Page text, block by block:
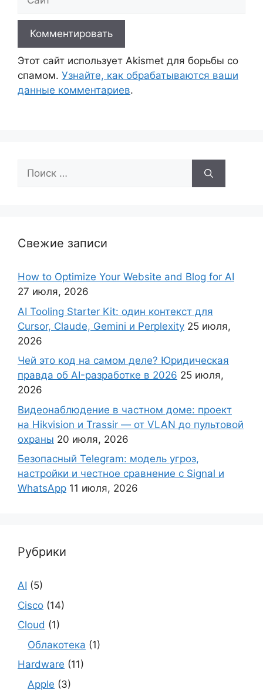
Этот сайт использует Akismet для борьбы со
спамом. Узнайте, как обрабатываются ваши
данные комментариев.
Поиск:
Свежие записи
How to Optimize Your Website and Blog for AI
27 июля, 2026
AI Tooling Starter Kit: один контекст для
Cursor, Claude, Gemini и Perplexity 25 июля,
2026
Чей это код на самом деле? Юридическая
правда об AI-разработке в 2026 25 июля,
2026
Видеонаблюдение в частном доме: проект
на Hikvision и Trassir — от VLAN до пультовой
охраны 20 июля, 2026
Безопасный Telegram: модель угроз,
настройки и честное сравнение с Signal и
WhatsApp 11 июля, 2026
Рубрики
AI (5)
Cisco (14)
Cloud (1)
Облакотека (1)
Hardware (11)
Apple (3)